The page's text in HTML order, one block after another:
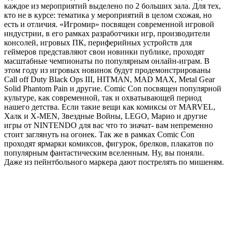
каждое из мероприятий выделено по 2 больших зала. Для тех,
кто не в курсе: тематика у мероприятий в целом схожая, но
есть и отличия. «Игромир» посвящен современной игровой
индустрии, в его рамках разработчики игр, производители
консолей, игровых ПК, периферийных устройств для
геймеров представляют свои новинки публике, проходят
масштабные чемпионаты по популярным онлайн-играм. В
этом году из игровых новинок будут продемонстрированы
Call off Duty Black Ops III, HITMAN, MAD MAX, Metal Gear
Solid Phantom Pain и другие. Comic Con посвящен популярной
культуре, как современной, так и охватывающей период
нашего детства. Если такие вещи как комиксы от MARVEL,
Халк и Х-MEN, Звездные Войны, LEGO, Марио и другие
игры от NINTENDO для вас что то значат- вам непременно
стоит заглянуть на огонек. Так же в рамках Comic Con
проходят ярмарки комиксов, фигурок, брелков, плакатов по
популярным фантастическим вселенным. Ну, вы поняли.
Даже из пейнтбольного маркера дают пострелять по мишеням.